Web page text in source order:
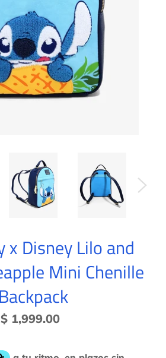
x Disney Lilo and
Mini Chenille
Backpack
Precio
habitual
$ 1,999.00